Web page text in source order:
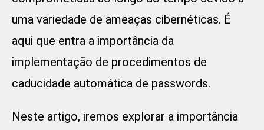
uma variedade de ameaças cibernéticas. É
aqui que entra a importância da
implementação de procedimentos de
caducidade automática de passwords.
Neste artigo, iremos explorar a importância